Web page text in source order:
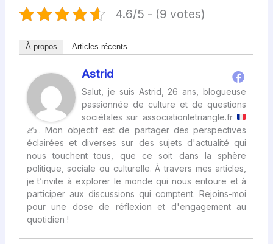
4.6/5 - (9 votes)
À propos Articles récents
Astrid
Salut, je suis Astrid, 26 ans, blogueuse
passionnée de culture et de questions
sociétales sur associationletriangle.fr
✍ . Mon objectif est de partager des perspectives
éclairées et diverses sur des sujets d'actualité qui
nous touchent tous, que ce soit dans la sphère
politique, sociale ou culturelle. À travers mes articles,
je t’invite à explorer le monde qui nous entoure et à
participer aux discussions qui comptent. Rejoins-moi
pour une dose de réflexion et d'engagement au
quotidien !